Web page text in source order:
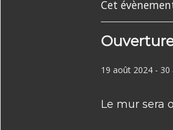
Cet
19 août 2024 - 30
Le mur sera